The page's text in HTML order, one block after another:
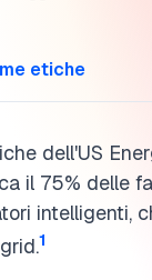
etiche
dell'US
il 75% delle
intelligenti,
1